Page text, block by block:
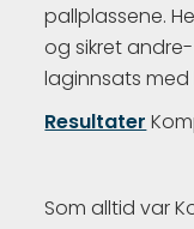
pallplassene.
og sikret
laginnsats med
Resultater
Som alltid var